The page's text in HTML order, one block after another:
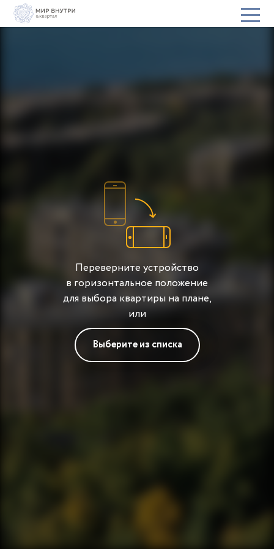
Переверните устройство
в горизонтальное положение
для выбора квартиры на плане,
или
Выберите из списка